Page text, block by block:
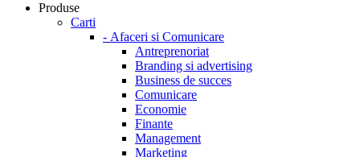
Produse
Carti
- Afaceri si Comunicare
Antreprenoriat
Branding si advertising
Business de succes
Comunicare
Economie
Finante
Management
Marketing